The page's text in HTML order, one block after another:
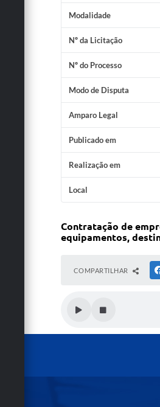
Modalidade
Nº da Licitação
Nº do Processo
Modo de Disputa
Amparo Legal
Publicado em
Realização em
Local
Contratação de
equipamentos,
COMPARTILHAR